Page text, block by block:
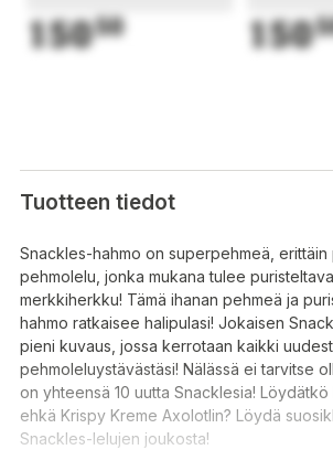
15050 150
Tuotteen tiedot
Snackles-hahmo on superpehmeä, erittäin
pehmolelu, jonka mukana tulee
merkkiherkku! Tämä ihanan pehmeä ja
hahmo ratkaisee halipulasi! Jokaisen
pieni kuvaus, jossa kerrotaan kaikki
pehmoleluystävästäsi! Nälässä ei tarvitse
on yhteensä 10 uutta Snacklesia!
ehkä Krispy Kreme Axolotlin? Löydä
Snackles-lelujen joukosta!